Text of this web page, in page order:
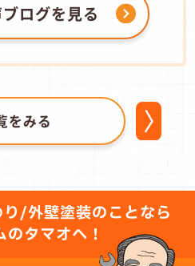
ログを見る
をみる
/外壁塗装のことなら
のタマオへ！